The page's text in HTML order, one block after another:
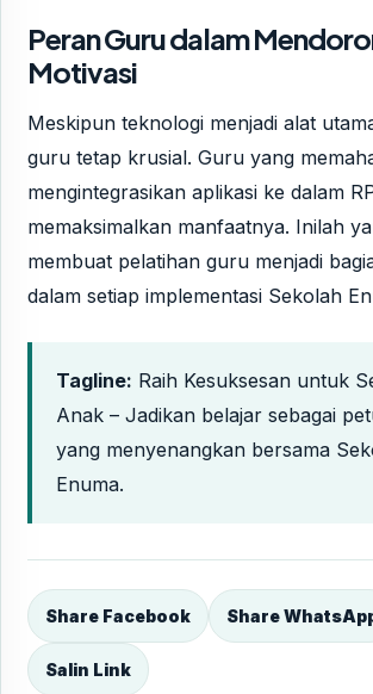
Peran Guru dalam
Motivasi
Meskipun teknologi menjadi alat
guru tetap krusial. Guru yang
mengintegrasikan aplikasi ke dalam
memaksimalkan manfaatnya. Inilah
membuat pelatihan guru menjadi
dalam setiap implementasi Sekolah
Tagline: Raih Kesuksesan untuk
Anak – Jadikan belajar sebagai
yang menyenangkan bersama
Enuma.
Share Facebook Share
Salin Link